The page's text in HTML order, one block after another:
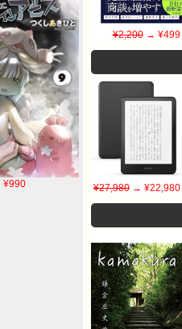
¥990
¥2,200→ ¥499
¥27,980 → ¥22,980